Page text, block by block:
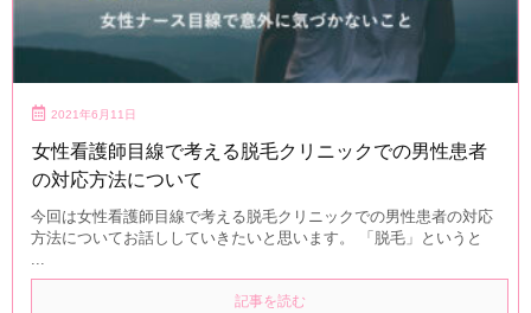
2021年6月11日
女性看護師目線で考える脱毛クリニックでの男性患者
の対応方法について
今回は女性看護師目線で考える脱毛クリニックでの男性患者の対応
方法についてお話ししていきたいと思います。 「脱毛」というと
...
記事を読む